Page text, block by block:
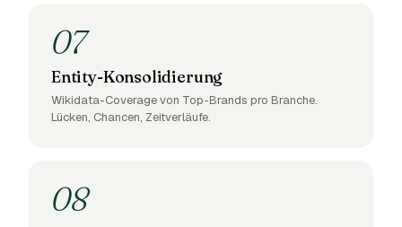
07
Entity-Konsolidierung
Wikidata-Coverage von Top-Brands pro Branche.
Lücken, Chancen, Zeitverläufe.
08